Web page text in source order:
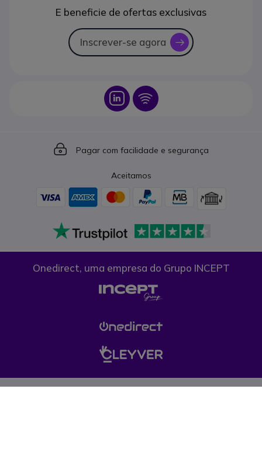
E beneficie de ofertas exclusivas
Inscrever-se agora icon
Icon Icon
Icon
Pagar com facilidade e segurança
Aceitamos
Onedirect, uma empresa do Grupo INCEPT